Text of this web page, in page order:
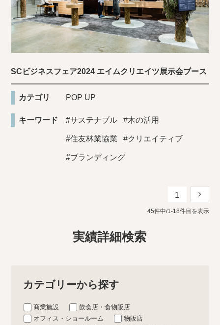
SCビジネスフェア2024 エイムクリエイツ展示会ブース
カテゴリ POP UP
キーワード #サステナブル #木の活用
#住友林業協業 #クリエイティブ
#ブランディング
1
45件中/1-18件目を表示
実績詳細検索
カテゴリーから探す
商業施設
飲食店・食物販店
オフィス・ショールーム
物販店